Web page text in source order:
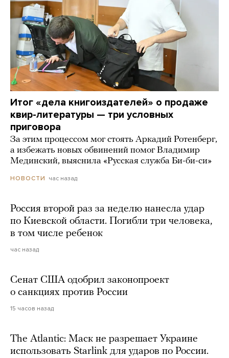
Итог «дела книгоиздателей» о продаже
квир-литературы — три условных
приговора
За этим процессом мог стоять Аркадий Ротенберг,
а избежать новых обвинений помог Владимир
Мединский, выяснила «Русская служба Би-би-си»
НОВОСТИ час назад
Россия второй раз за неделю нанесла удар
по Киевской области. Погибли три человека,
в том числе ребенок
час назад
Сенат США одобрил законопроект
о санкциях против России
15 часов назад
The Atlantic: Маск не разрешает Украине
использовать Starlink для ударов по России.